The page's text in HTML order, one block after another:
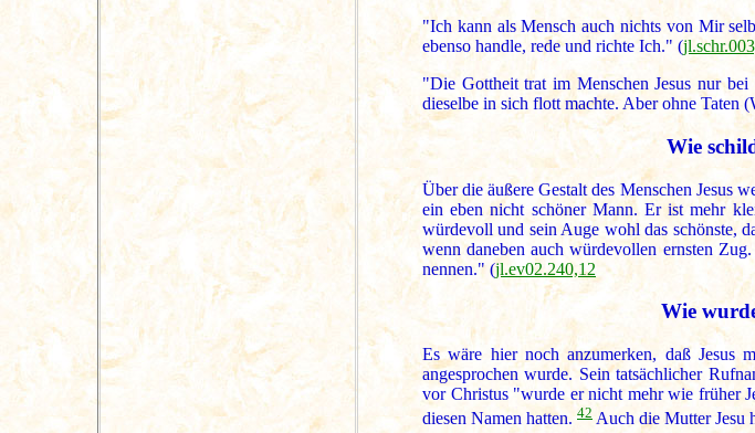
"Ich kann als Mensch auch nichts von Mir
ebenso handle, rede und richte Ich." (
"Die Gottheit trat im Menschen Jesus nur
dieselbe in sich flott machte. Aber ohne
Wie
Über die äußere Gestalt des Menschen Jesus
ein eben nicht schöner Mann. Er ist mehr
würdevoll und sein Auge wohl das schönste,
wenn daneben auch würdevollen ernsten
nennen." (jl.ev02.240,12
Wie
Es wäre hier noch anzumerken, daß Jesus
angesprochen wurde. Sein tatsächlicher
vor Christus "wurde er nicht mehr wie früher
diesen Namen hatten. 42 Auch die Mutter Jesu